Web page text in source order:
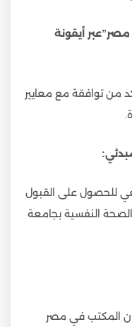
أيقونة
من توافقة مع معايير
للحصول على القبول
الصحة النفسية بجامعة
المكتب في مصر